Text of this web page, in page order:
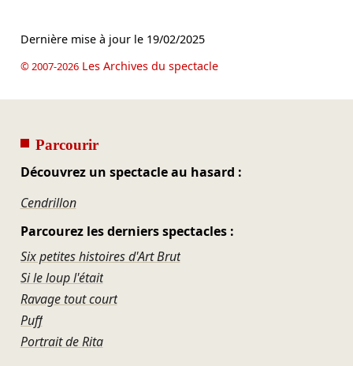
Dernière mise à jour le 19/02/2025
© 2007-2026Les Archives du spectacle
Parcourir
Découvrez un spectacle au hasard :
Cendrillon
Parcourez les derniers spectacles :
Six petites histoires d'Art Brut
Si le loup l'était
Ravage tout court
Puff
Portrait de Rita